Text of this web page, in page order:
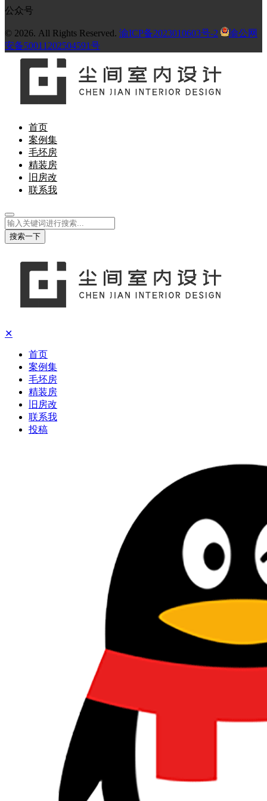
公众号
© 2026. All Rights Reserved. 渝ICP备2023010603号-2
渝公网
安备50011202504591号
首页
案例集
毛坯房
精装房
旧房改
联系我
搜索一下
✕
首页
案例集
毛坯房
精装房
旧房改
联系我
投稿